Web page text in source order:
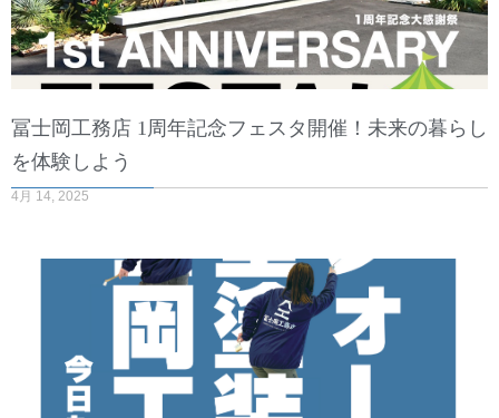
冨士岡工務店 1周年記念フェスタ開催！未来の暮らし
を体験しよう
4月 14, 2025